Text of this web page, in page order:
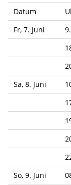
Datum
Fr, 7. Juni
Sa, 8. Juni
So, 9. Juni